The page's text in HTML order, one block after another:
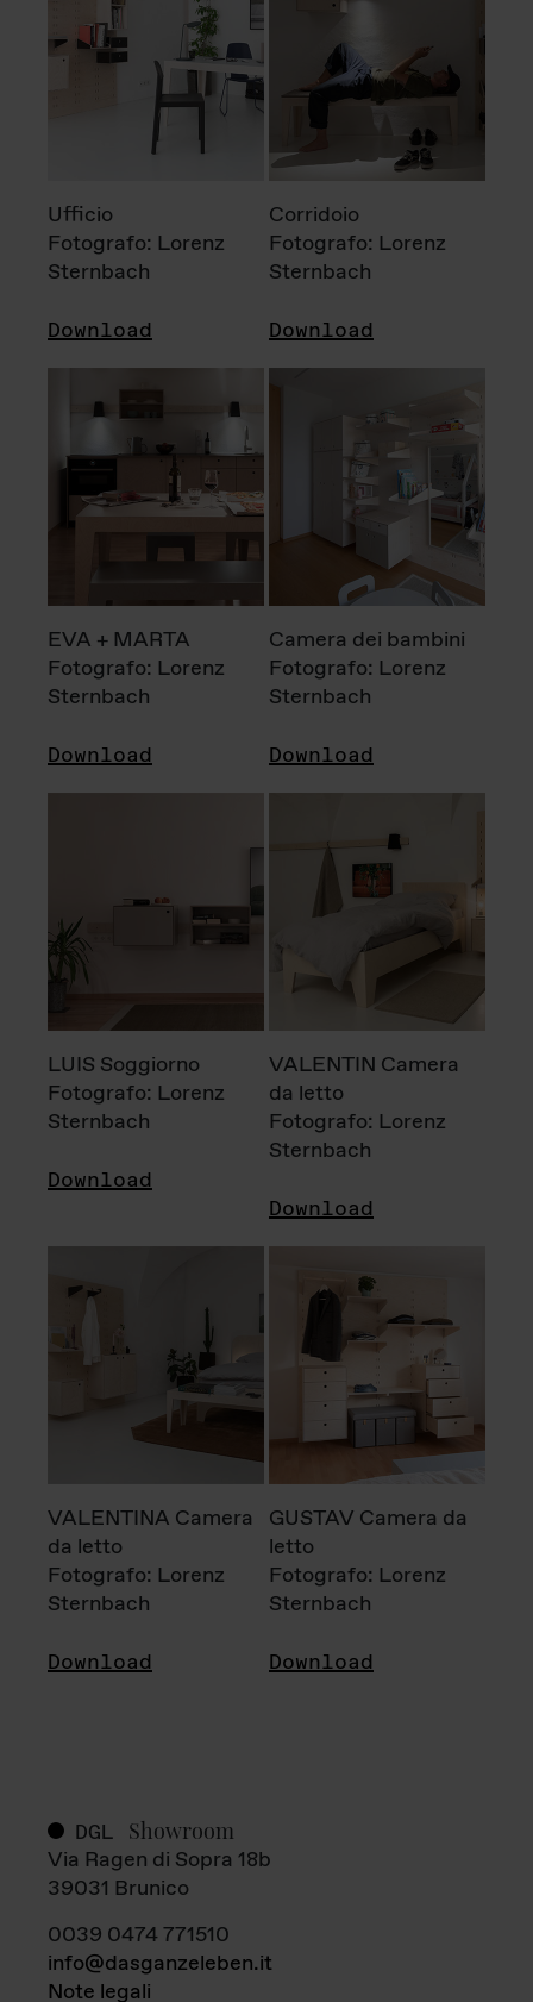
Ufficio
Fotografo: Lorenz
Sternbach
Download
Corridoio
Fotografo: Lorenz
Sternbach
Download
EVA + MARTA
Fotografo: Lorenz
Sternbach
Download
Camera dei bambini
Fotografo: Lorenz
Sternbach
Download
LUIS Soggiorno
Fotografo: Lorenz
Sternbach
Download
VALENTIN Camera
da letto
Fotografo: Lorenz
Sternbach
Download
VALENTINA Camera
da letto
Fotografo: Lorenz
Sternbach
Download
GUSTAV Camera da
letto
Fotografo: Lorenz
Sternbach
Download
DGL Showroom
Via Ragen di Sopra 18b
39031 Brunico
0039 0474 771510
info@dasganzeleben.it
Note legali